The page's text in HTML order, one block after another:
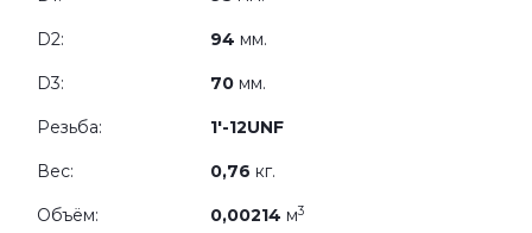
D2: 94 мм.
D3: 70 мм.
Резьба: 1'-12UNF
Вес: 0,76 кг.
Объём: 0,00214 м3